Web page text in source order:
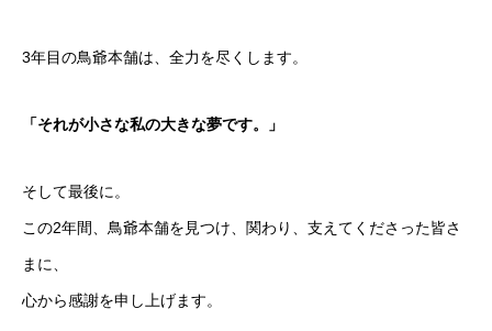
3年目の鳥爺本舗は、全力を尽くします。
「それが小さな私の大きな夢です。」
そして最後に。
この2年間、鳥爺本舗を見つけ、関わり、支えてくださった皆さ
まに、
心から感謝を申し上げます。